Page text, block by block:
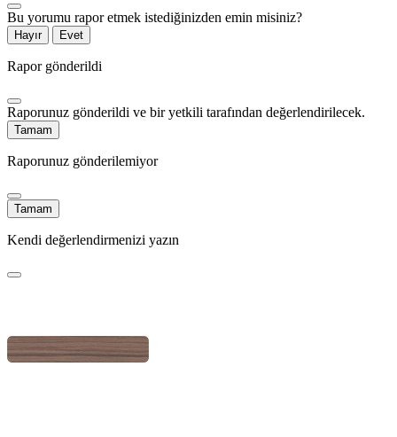
Bu yorumu rapor etmek istediğinizden emin misiniz?
Hayır Evet
Rapor gönderildi
Raporunuz gönderildi ve bir yetkili tarafından değerlendirilecek.
Tamam
Raporunuz gönderilemiyor
Tamam
Kendi değerlendirmenizi yazın